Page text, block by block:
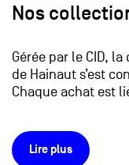
Nos
Gérée par le CID,
de Hainaut s’est
Chaque achat est
Lire plus